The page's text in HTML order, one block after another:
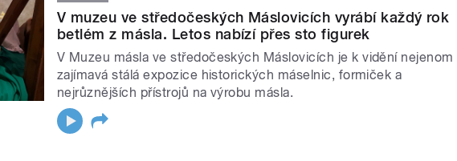
V muzeu ve středočeských Máslovicích vyrábí každý rok
betlém z másla. Letos nabízí přes sto figurek
V Muzeu másla ve středočeských Máslovicích je k vidění nejenom
zajímavá stálá expozice historických máselnic, formiček a
nejrůznějších přístrojů na výrobu másla.